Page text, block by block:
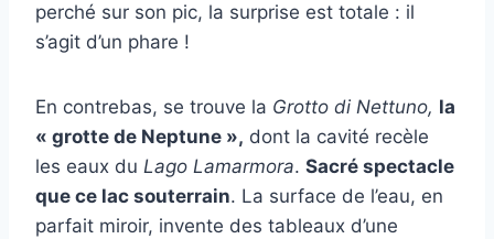
perché sur son pic, la surprise est totale : il
s’agit d’un phare !
En contrebas, se trouve la Grotto di Nettuno, la
« grotte de Neptune », dont la cavité recèle
les eaux du Lago Lamarmora. Sacré spectacle
que ce lac souterrain. La surface de l’eau, en
parfait miroir, invente des tableaux d’une